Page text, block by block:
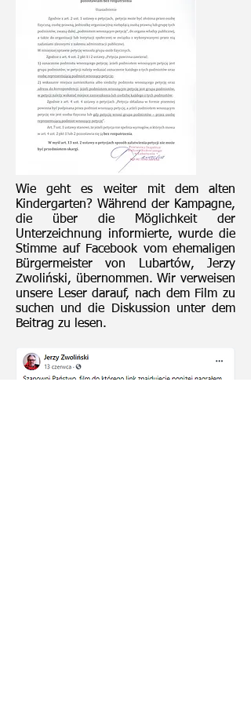
Wie geht es weiter mit dem alten
Kindergarten? Während der Kampagne,
die über die Möglichkeit der
Unterzeichnung informierte, wurde die
Stimme auf Facebook vom ehemaligen
Bürgermeister von Lubartów, Jerzy
Zwoliński, übernommen. Wir verweisen
unsere Leser darauf, nach dem Film zu
suchen und die Diskussion unter dem
Beitrag zu lesen.